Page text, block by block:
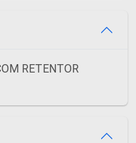
RETENTOR